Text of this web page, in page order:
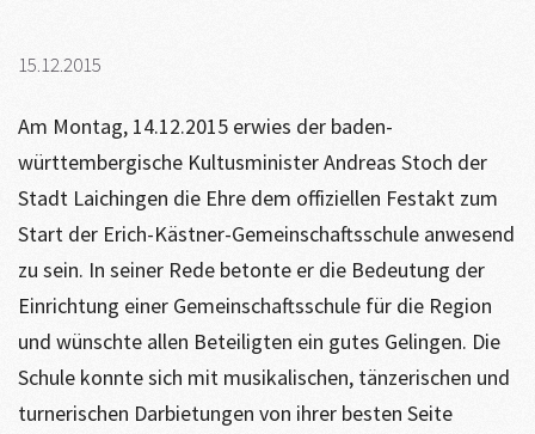
15.12.2015
Am Montag, 14.12.2015 erwies der baden-
württembergische Kultusminister Andreas Stoch der
Stadt Laichingen die Ehre dem offiziellen Festakt zum
Start der Erich-Kästner-Gemeinschaftsschule anwesend
zu sein. In seiner Rede betonte er die Bedeutung der
Einrichtung einer Gemeinschaftsschule für die Region
und wünschte allen Beteiligten ein gutes Gelingen. Die
Schule konnte sich mit musikalischen, tänzerischen und
turnerischen Darbietungen von ihrer besten Seite